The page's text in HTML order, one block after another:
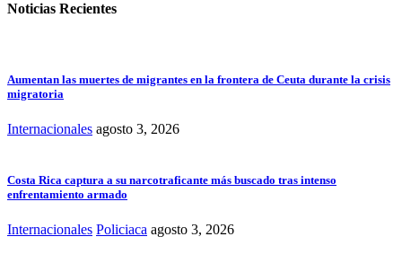
Noticias Recientes
Aumentan las muertes de migrantes en la frontera de Ceuta durante la crisis
migratoria
Internacionales agosto 3, 2026
Costa Rica captura a su narcotraficante más buscado tras intenso
enfrentamiento armado
Internacionales Policiaca agosto 3, 2026